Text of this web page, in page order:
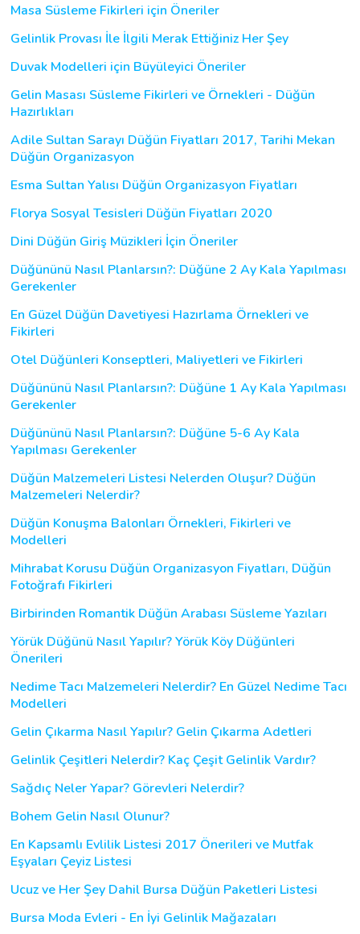
Masa Süsleme Fikirleri için Öneriler
Gelinlik Provası İle İlgili Merak Ettiğiniz Her Şey
Duvak Modelleri için Büyüleyici Öneriler
Gelin Masası Süsleme Fikirleri ve Örnekleri - Düğün
Hazırlıkları
Adile Sultan Sarayı Düğün Fiyatları 2017, Tarihi Mekan
Düğün Organizasyon
Esma Sultan Yalısı Düğün Organizasyon Fiyatları
Florya Sosyal Tesisleri Düğün Fiyatları 2020
Dini Düğün Giriş Müzikleri İçin Öneriler
Düğününü Nasıl Planlarsın?: Düğüne 2 Ay Kala Yapılması
Gerekenler
En Güzel Düğün Davetiyesi Hazırlama Örnekleri ve
Fikirleri
Otel Düğünleri Konseptleri, Maliyetleri ve Fikirleri
Düğününü Nasıl Planlarsın?: Düğüne 1 Ay Kala Yapılması
Gerekenler
Düğününü Nasıl Planlarsın?: Düğüne 5-6 Ay Kala
Yapılması Gerekenler
Düğün Malzemeleri Listesi Nelerden Oluşur? Düğün
Malzemeleri Nelerdir?
Düğün Konuşma Balonları Örnekleri, Fikirleri ve
Modelleri
Mihrabat Korusu Düğün Organizasyon Fiyatları, Düğün
Fotoğrafı Fikirleri
Birbirinden Romantik Düğün Arabası Süsleme Yazıları
Yörük Düğünü Nasıl Yapılır? Yörük Köy Düğünleri
Önerileri
Nedime Tacı Malzemeleri Nelerdir? En Güzel Nedime Tacı
Modelleri
Gelin Çıkarma Nasıl Yapılır? Gelin Çıkarma Adetleri
Gelinlik Çeşitleri Nelerdir? Kaç Çeşit Gelinlik Vardır?
Sağdıç Neler Yapar? Görevleri Nelerdir?
Bohem Gelin Nasıl Olunur?
En Kapsamlı Evlilik Listesi 2017 Önerileri ve Mutfak
Eşyaları Çeyiz Listesi
Ucuz ve Her Şey Dahil Bursa Düğün Paketleri Listesi
Bursa Moda Evleri - En İyi Gelinlik Mağazaları